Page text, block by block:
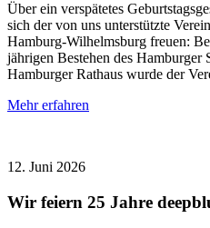
Über ein verspätetes
sich der von uns unterstützte
Hamburg-Wilhelmsburg freuen:
jährigen Bestehen des Hamburger
Hamburger Rathaus wurde der
Mehr erfahren
12. Juni 2026
Wir feiern 25 Jahre